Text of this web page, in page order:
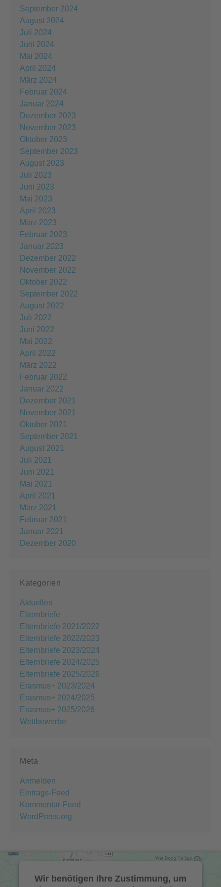
September 2024
August 2024
Juli 2024
Juni 2024
Mai 2024
April 2024
März 2024
Februar 2024
Januar 2024
Dezember 2023
November 2023
Oktober 2023
September 2023
August 2023
Juli 2023
Juni 2023
Mai 2023
April 2023
März 2023
Februar 2023
Januar 2023
Dezember 2022
November 2022
Oktober 2022
September 2022
August 2022
Juli 2022
Juni 2022
Mai 2022
April 2022
März 2022
Februar 2022
Januar 2022
Dezember 2021
November 2021
Oktober 2021
September 2021
August 2021
Juli 2021
Juni 2021
Mai 2021
April 2021
März 2021
Februar 2021
Januar 2021
Dezember 2020
Kategorien
Aktuelles
Elternbriefe
Elternbriefe 2021/2022
Elternbriefe 2022/2023
Elternbriefe 2023/2024
Elternbriefe 2024/2025
Elternbriefe 2025/2026
Erasmus+ 2023/2024
Erasmus+ 2024/2025
Erasmus+ 2025/2026
Wettbewerbe
Meta
Anmelden
Eintrags-Feed
Kommentar-Feed
WordPress.org
Wir benötigen Ihre Zustimmung, um